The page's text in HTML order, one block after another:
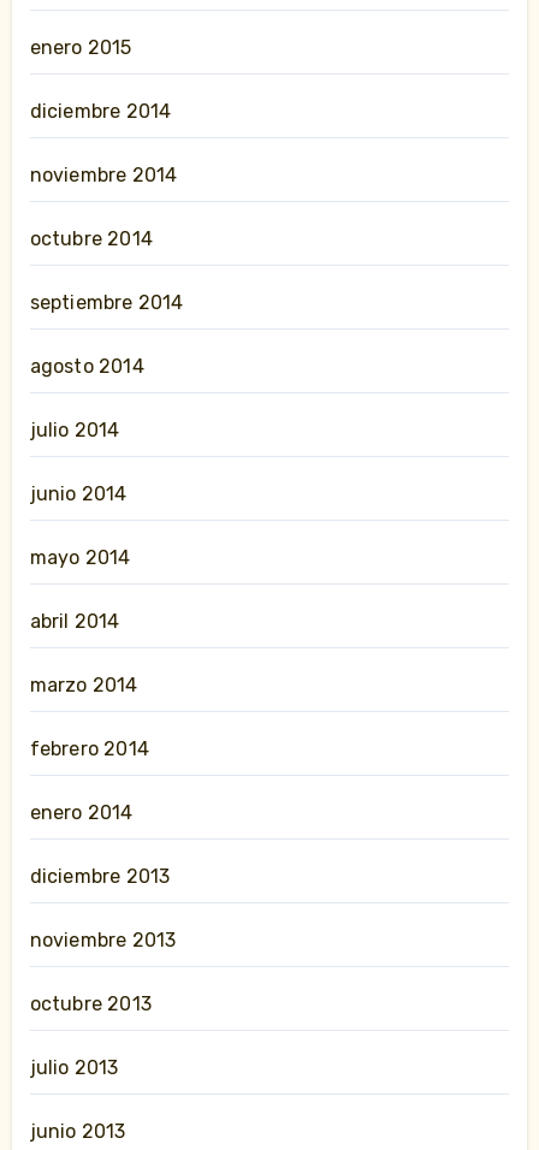
enero 2015
diciembre 2014
noviembre 2014
octubre 2014
septiembre 2014
agosto 2014
julio 2014
junio 2014
mayo 2014
abril 2014
marzo 2014
febrero 2014
enero 2014
diciembre 2013
noviembre 2013
octubre 2013
julio 2013
junio 2013